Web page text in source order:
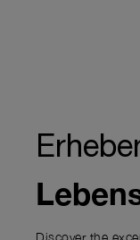
Discover the